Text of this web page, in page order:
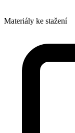
Materiály ke stažení